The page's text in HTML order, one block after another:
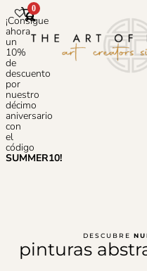
¡Consigue
ahora
un
10%
de
descuento
por
nuestro
décimo
aniversario
con
el
código
SUMMER10!
0
DESCUBRE
pinturas